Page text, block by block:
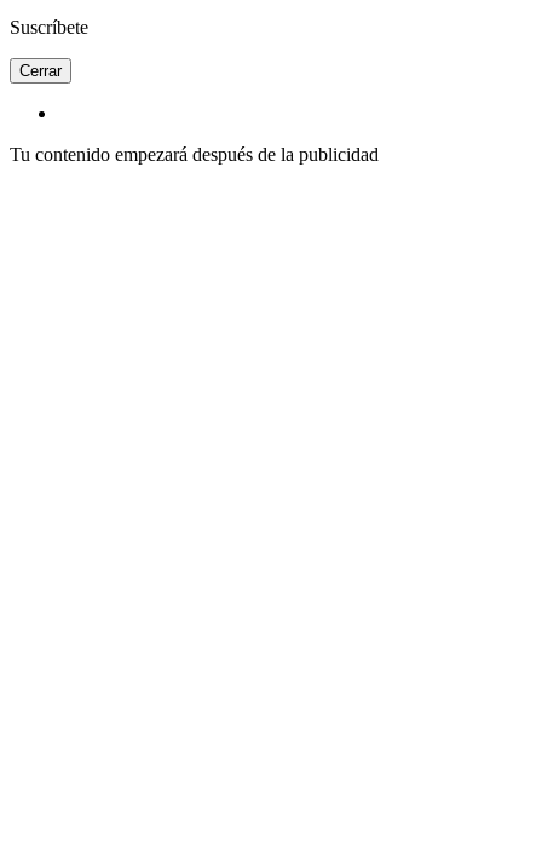
Suscríbete
Cerrar
Tu contenido empezará después de la publicidad